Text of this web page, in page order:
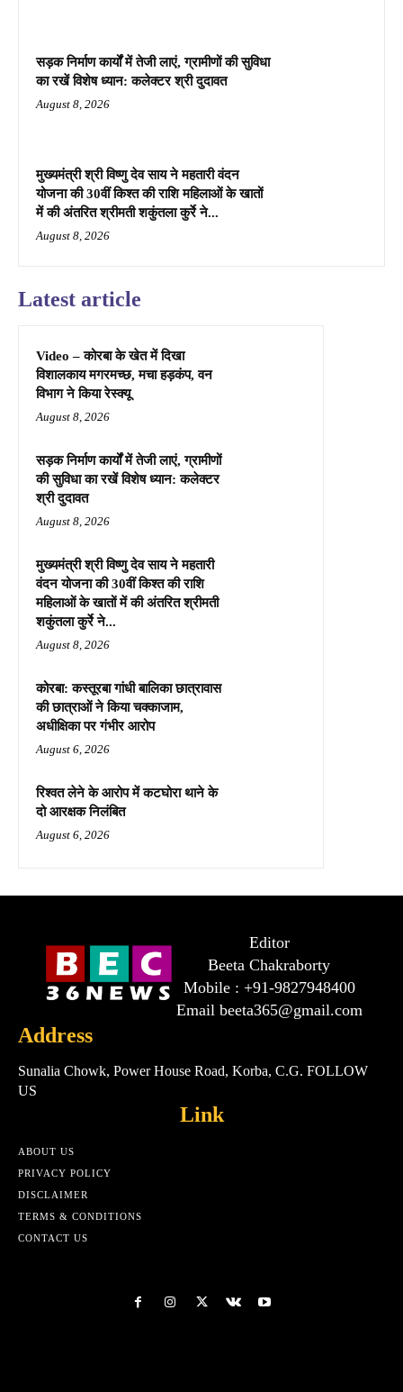
सड़क निर्माण कार्यों में तेजी लाएं, ग्रामीणों की सुविधा
का रखें विशेष ध्यान: कलेक्टर श्री दुदावत
August 8, 2026
मुख्यमंत्री श्री विष्णु देव साय ने महतारी वंदन
योजना की 30वीं किश्त की राशि महिलाओं के खातों
में की अंतरित श्रीमती शकुंतला कुर्रे ने...
August 8, 2026
Latest article
Video – कोरबा के खेत में दिखा
विशालकाय मगरमच्छ, मचा हड़कंप, वन
विभाग ने किया रेस्क्यू
August 8, 2026
सड़क निर्माण कार्यों में तेजी लाएं, ग्रामीणों
की सुविधा का रखें विशेष ध्यान: कलेक्टर
श्री दुदावत
August 8, 2026
मुख्यमंत्री श्री विष्णु देव साय ने महतारी
वंदन योजना की 30वीं किश्त की राशि
महिलाओं के खातों में की अंतरित श्रीमती
शकुंतला कुर्रे ने...
August 8, 2026
कोरबा: कस्तूरबा गांधी बालिका छात्रावास
की छात्राओं ने किया चक्काजाम,
अधीक्षिका पर गंभीर आरोप
August 6, 2026
रिश्वत लेने के आरोप में कटघोरा थाने के
दो आरक्षक निलंबित
August 6, 2026
Editor
Beeta Chakraborty
Mobile : +91-9827948400
Email beeta365@gmail.com
Address
Sunalia Chowk, Power House Road, Korba, C.G. FOLLOW
US
Link
ABOUT US
PRIVACY POLICY
DISCLAIMER
TERMS & CONDITIONS
CONTACT US